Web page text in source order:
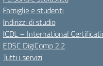
Famiglie e studenti
Indirizzi di studio
ICDL – International
EDSC DigiComp 2.2
Tutti i servizi